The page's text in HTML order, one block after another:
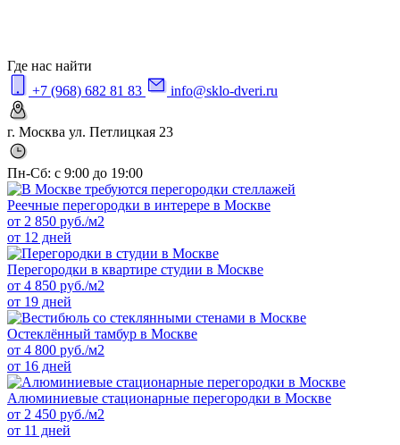
Где нас найти
+7 (968) 682 81 83
info@sklo-dveri.ru
г. Москва ул. Петлицкая 23
Пн-Сб: с 9:00 до 19:00
Реечные перегородки в интерере в Москве
от 2 850 руб./м2
от 12 дней
Перегородки в квартире студии в Москве
от 4 850 руб./м2
от 19 дней
Остеклённый тамбур в Москве
от 4 800 руб./м2
от 16 дней
Алюминиевые стационарные перегородки в Москве
от 2 450 руб./м2
от 11 дней